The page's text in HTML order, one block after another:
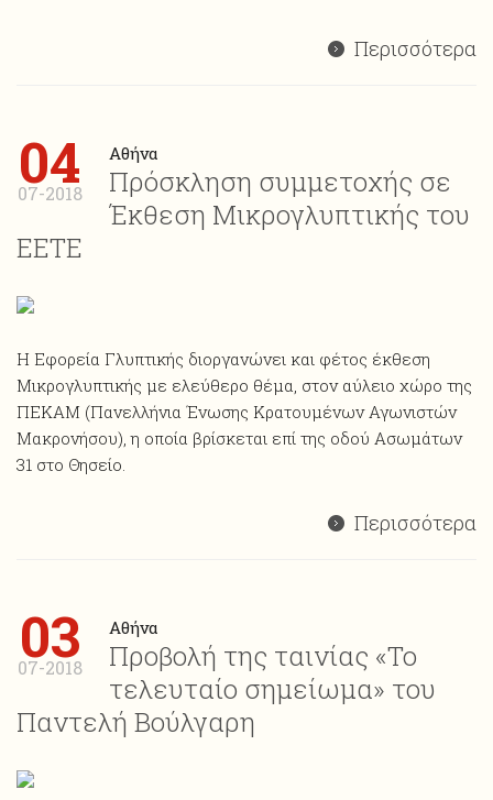
Περισσότερα
04
07-2018
Αθήνα
Πρόσκληση συμμετοχής σε
Έκθεση Μικρογλυπτικής του
ΕΕΤΕ
Η Εφορεία Γλυπτικής διοργανώνει και φέτος έκθεση
Mικρογλυπτικής με ελεύθερο θέμα, στον αύλειο χώρο της
ΠΕΚΑΜ (Πανελλήνια Ένωσης Κρατουμένων Αγωνιστών
Μακρονήσου), η οποία βρίσκεται επί της οδού Ασωμάτων
31 στο Θησείο.
Περισσότερα
03
07-2018
Αθήνα
Προβολή της ταινίας «Το
τελευταίο σημείωμα» του
Παντελή Βούλγαρη